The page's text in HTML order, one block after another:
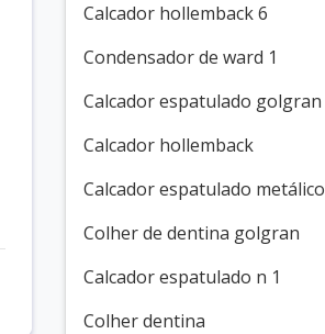
Calcador hollemback 6
Condensador de ward 1
Calcador espatulado golgran
Calcador hollemback
Calcador espatulado metálico
Colher de dentina golgran
Calcador espatulado n 1
Colher dentina